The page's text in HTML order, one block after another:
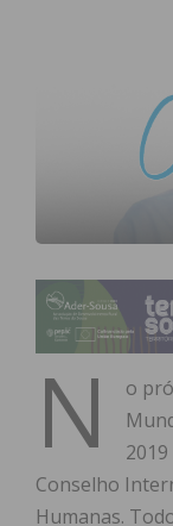
N
o
Conselho
Humanas.